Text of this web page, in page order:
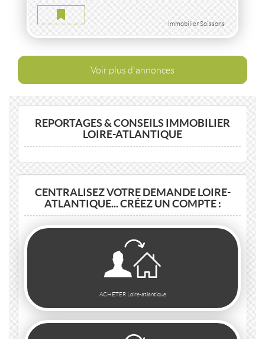
Immobilier Soissons
Voir plus d'annonces
REPORTAGES & CONSEILS IMMOBILIER
LOIRE-ATLANTIQUE
CENTRALISEZ VOTRE DEMANDE LOIRE-
ATLANTIQUE... CRÉEZ UN COMPTE :
ACHETER Loire-atlantique